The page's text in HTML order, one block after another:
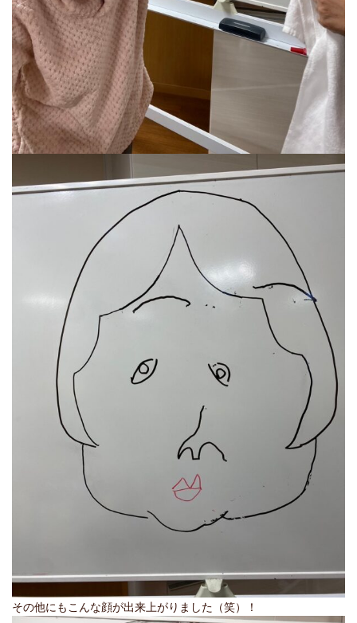
その他にもこんな顔が出来上がりました（笑）！